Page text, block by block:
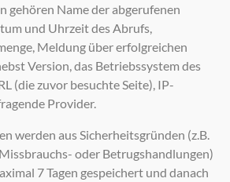
gehören Name der abgerufenen
und Uhrzeit des Abrufs,
Meldung über erfolgreichen
Version, das Betriebssystem des
(die zuvor besuchte Seite), IP-
Provider.
werden aus Sicherheitsgründen (z.B.
oder Betrugshandlungen)
7 Tagen gespeichert und danach